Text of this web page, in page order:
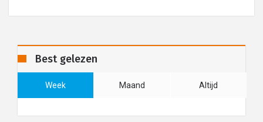
Best gelezen
Week Maand Altijd